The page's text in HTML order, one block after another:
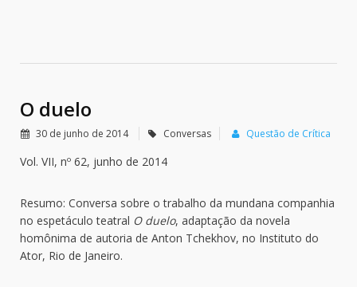
O duelo
30 de junho de 2014 Conversas Questão de Crítica
Vol. VII, nº 62, junho de 2014
Resumo: Conversa sobre o trabalho da mundana companhia
no espetáculo teatral O duelo, adaptação da novela
homônima de autoria de Anton Tchekhov, no Instituto do
Ator, Rio de Janeiro.